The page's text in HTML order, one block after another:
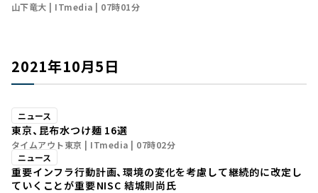
山下竜大 ITmedia 07時01分
2021年10月5日
ニュース
東京、昆布水つけ麺 16選
タイムアウト東京 ITmedia
07時02分
ニュース
重要インフラ行動計画、環境の変化を考慮して継続的に改定し
ていくことが重要――NISC 結城則尚氏